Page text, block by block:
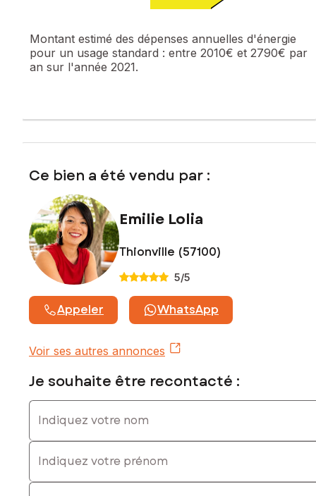
Montant estimé des dépenses annuelles d'énergie
pour un usage standard : entre 2010€ et 2790€ par
an sur l'année 2021.
Ce bien a été vendu par :
Emilie Lolia
Thionville (57100)
5/5
Appeler WhatsApp
Voir ses autres annonces
Je souhaite être recontacté :
Indiquez votre nom
Indiquez votre prénom
E-mail